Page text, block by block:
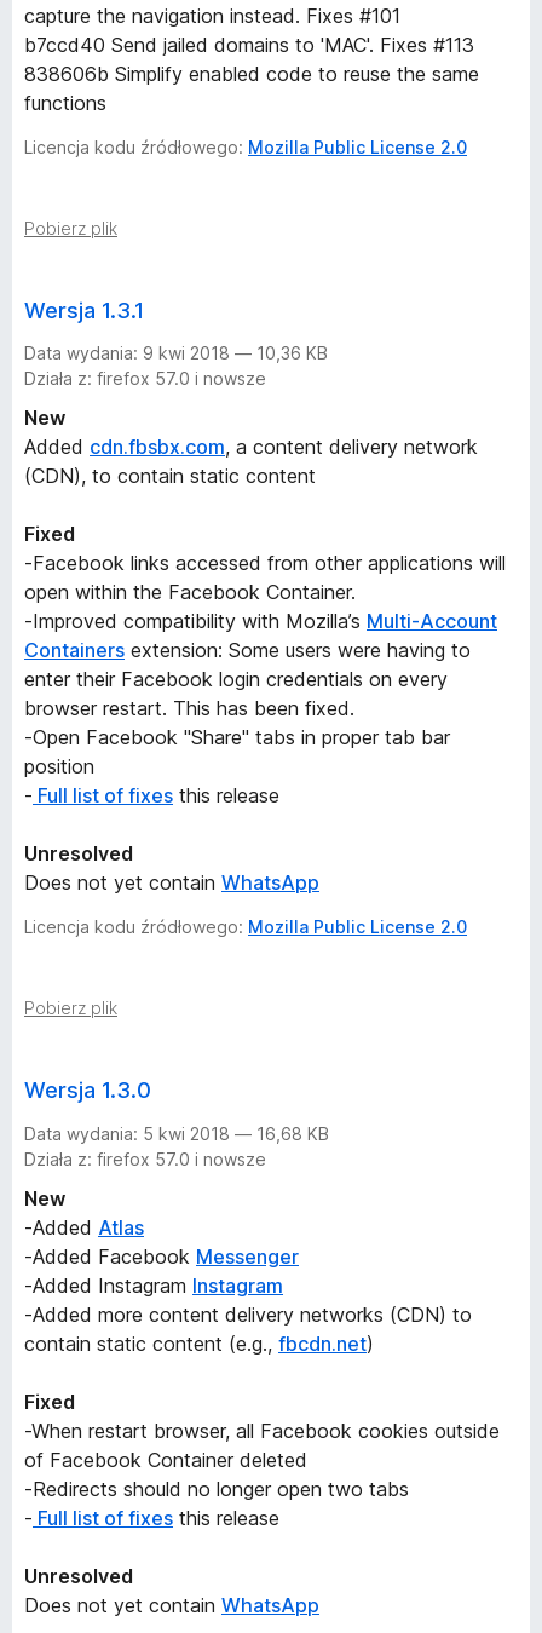
capture the navigation instead. Fixes #101
b7ccd40 Send jailed domains to 'MAC'. Fixes #113
838606b Simplify enabled code to reuse the same
functions
Licencja kodu źródłowego: Mozilla Public License 2.0
Pobierz plik
Wersja 1.3.1
Data wydania: 9 kwi 2018 — 10,36 KB
Działa z: firefox 57.0 i nowsze
New
Added cdn.fbsbx.com, a content delivery network
(CDN), to contain static content
Fixed
-Facebook links accessed from other applications will
open within the Facebook Container.
-Improved compatibility with Mozilla’s Multi-Account
Containers extension: Some users were having to
enter their Facebook login credentials on every
browser restart. This has been fixed.
-Open Facebook "Share" tabs in proper tab bar
position
- Full list of fixes this release
Unresolved
Does not yet contain WhatsApp
Licencja kodu źródłowego: Mozilla Public License 2.0
Pobierz plik
Wersja 1.3.0
Data wydania: 5 kwi 2018 — 16,68 KB
Działa z: firefox 57.0 i nowsze
New
-Added Atlas
-Added Facebook Messenger
-Added Instagram Instagram
-Added more content delivery networks (CDN) to
contain static content (e.g., fbcdn.net)
Fixed
-When restart browser, all Facebook cookies outside
of Facebook Container deleted
-Redirects should no longer open two tabs
- Full list of fixes this release
Unresolved
Does not yet contain WhatsApp